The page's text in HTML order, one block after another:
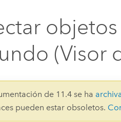
(Visor
de 11.4 se ha
pueden estar obsoletos.